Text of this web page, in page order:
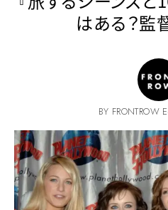
はある？監
BY FRONTROW